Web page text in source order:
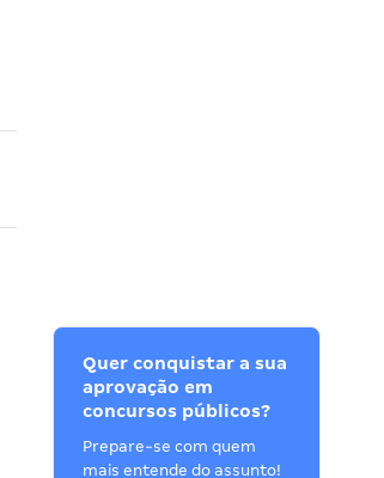
Quer conquistar a sua
aprovação em
concursos públicos?
Prepare-se com quem
mais entende do assunto!